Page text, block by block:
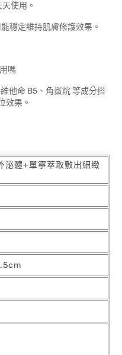
使用。
穩定維持肌膚修護效果。
嗎
他命 B5、角鯊烷 等成分搭
效果。
泌體+單寧萃取敷出細緻